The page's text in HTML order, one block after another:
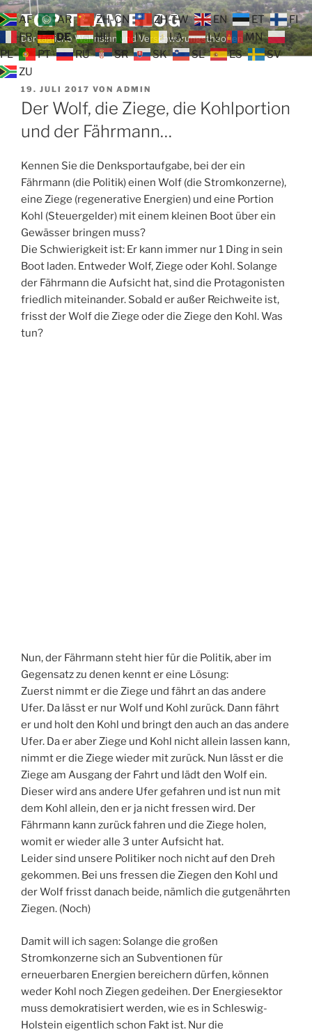
Zum
Inhalt
springen
TOP TEAM BLOG
Der tägliche Wahnsinn und Verschwörungstheorien
VERÖFFENTLICHT
AM
19. JULI 2017 VON ADMIN
Der Wolf, die Ziege, die Kohlportion
und der Fährmann…
Kennen Sie die Denksportaufgabe, bei der ein
Fährmann (die Politik) einen Wolf (die Stromkonzerne),
eine Ziege (regenerative Energien) und eine Portion
Kohl (Steuergelder) mit einem kleinen Boot über ein
Gewässer bringen muss?
Die Schwierigkeit ist: Er kann immer nur 1 Ding in sein
Boot laden. Entweder Wolf, Ziege oder Kohl. Solange
der Fährmann die Aufsicht hat, sind die Protagonisten
friedlich miteinander. Sobald er außer Reichweite ist,
frisst der Wolf die Ziege oder die Ziege den Kohl. Was
tun?
Nun, der Fährmann steht hier für die Politik, aber im
Gegensatz zu denen kennt er eine Lösung:
Zuerst nimmt er die Ziege und fährt an das andere
Ufer. Da lässt er nur Wolf und Kohl zurück. Dann fährt
er und holt den Kohl und bringt den auch an das andere
Ufer. Da er aber Ziege und Kohl nicht allein lassen kann,
nimmt er die Ziege wieder mit zurück. Nun lässt er die
Ziege am Ausgang der Fahrt und lädt den Wolf ein.
Dieser wird ans andere Ufer gefahren und ist nun mit
dem Kohl allein, den er ja nicht fressen wird. Der
Fährmann kann zurück fahren und die Ziege holen,
womit er wieder alle 3 unter Aufsicht hat.
Leider sind unsere Politiker noch nicht auf den Dreh
gekommen. Bei uns fressen die Ziegen den Kohl und
der Wolf frisst danach beide, nämlich die gutgenährten
Ziegen. (Noch)
Damit will ich sagen: Solange die großen
Stromkonzerne sich an Subventionen für
erneuerbaren Energien bereichern dürfen, können
weder Kohl noch Ziegen gedeihen. Der Energiesektor
muss demokratisiert werden, wie es in Schleswig-
Holstein eigentlich schon Fakt ist. Nur die
AF AR ZH-CN ZH-TW EN ET
FI
FR
DE HU IT LA LV
MN
PL
PT RU SR SK SL ES
SV
ZU